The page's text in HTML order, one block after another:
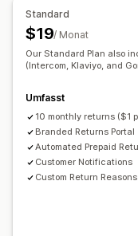
Automatische
Benutzerdefinierte
Rückgabegründe
Rückgabe-Tracking
Benutzerdefiniertes
Verwaltung von
Standard
$19/ Monat
Our Standard Plan also
(Intercom, Klaviyo, and
Umfasst
10 monthly returns ($1
Branded Returns Portal
Automated Prepaid
Customer Notifications
Custom Return Reasons